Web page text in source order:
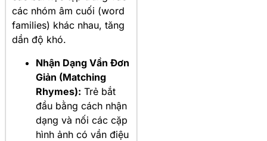
các nhóm âm cuối (word
families) khác nhau, tăng
dần độ khó.
Nhận Dạng Vần Đơn
Giản (Matching
Rhymes): Trẻ bắt
đầu bằng cách nhận
dạng và nối các cặp
hình ảnh có vần điệu